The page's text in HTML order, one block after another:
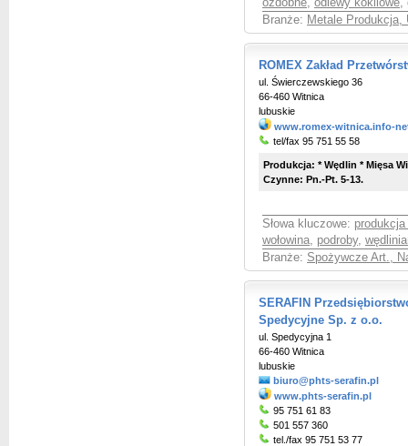
ozdobne, odlewy kokilowe,
Branże: Metale Produkcja,
ROMEX Zakład
ul. Świerczewskiego 36
66-460 Witnica
lubuskie
www.romex-witnica.info-
tel/fax 95 751 55 58
Produkcja: * Wędlin * Mięsa
Czynne: Pn.-Pt. 5-13.
Słowa kluczowe:
wołowina, podroby,
Branże: Spożywcze Art.,
SERAFIN
Spedycyjne Sp. z o.o.
ul. Spedycyjna 1
66-460 Witnica
lubuskie
biuro@phts-serafin.pl
www.phts-serafin.pl
95 751 61 83
501 557 360
tel./fax 95 751 53 77